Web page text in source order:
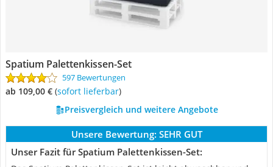
Spatium Palettenkissen-Set
597 Bewertungen
ab 109,00 € ( Sofort lieferbar)
Preisvergleich und weitere Angebote
Unsere Bewertung: SEHR GUT
Unser Fazit für Spatium Palettenkissen-Set: